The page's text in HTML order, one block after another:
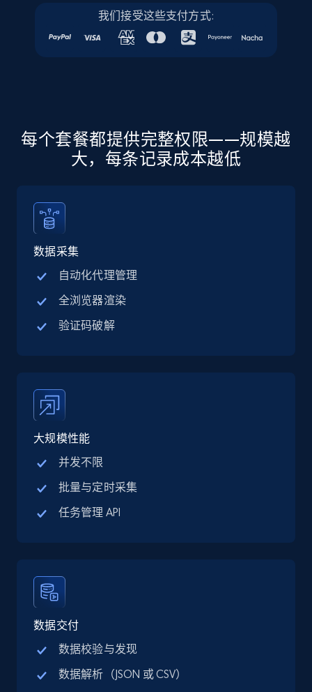
Google Maps full information
Place id, URL, Country, Name, Category,
13.3K+ 1.7K+ 立即购买
Instagram - Posts
comments, Date posted, Likes, Photos, and
more.
Social media
Zillow properties listing information
Zpid, City, State, HomeStatus, Address,
IsListingClaimedByCurrentSignedInUser,
and more.
text, Date posted, and more.
我们接受这些支付方式:
每个套餐都提供完整权限——规模越
大，每条记录成本越低
数据采集
自动化代理管理
全浏览器渲染
验证码破解
大规模性能
并发不限
批量与定时采集
任务管理 API
数据交付
数据校验与发现
数据解析（JSON 或 CSV）